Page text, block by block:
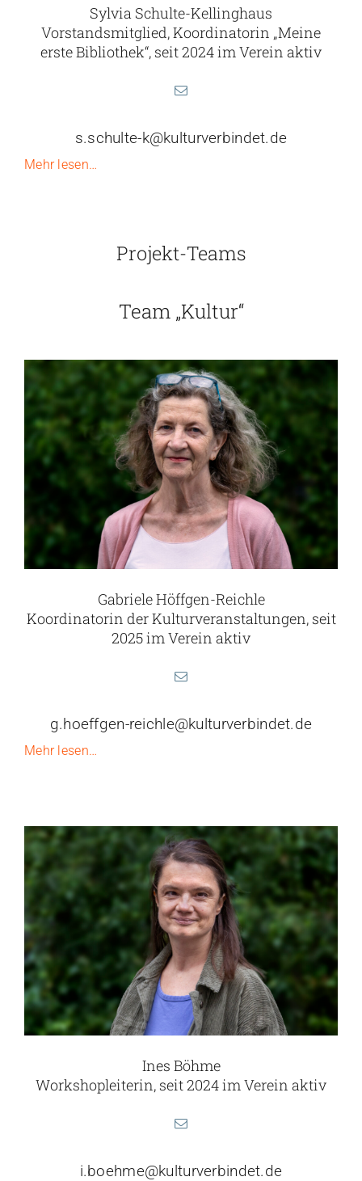
Sylvia Schulte-Kellinghaus
Vorstandsmitglied, Koordinatorin „Meine
erste Bibliothek“, seit 2024 im Verein aktiv
s.schulte-k@kulturverbindet.de
Mehr lesen…
Projekt-Teams
Team „Kultur“
Gabriele Höffgen-Reichle
Koordinatorin der Kulturveranstaltungen, seit
2025 im Verein aktiv
g.hoeffgen-reichle@kulturverbindet.de
Mehr lesen…
Ines Böhme
Workshopleiterin, seit 2024 im Verein aktiv
i.boehme@kulturverbindet.de